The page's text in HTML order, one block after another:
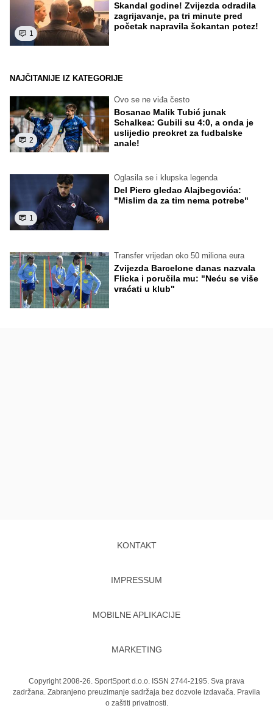
1
Skandal godine! Zvijezda odradila
zagrijavanje, pa tri minute pred
početak napravila šokantan potez!
NAJČITANIJE IZ KATEGORIJE
2
Ovo se ne viđa često
Bosanac Malik Tubić junak
Schalkea: Gubili su 4:0, a onda je
uslijedio preokret za fudbalske
anale!
1
Oglasila se i klupska legenda
Del Piero gledao Alajbegovića:
"Mislim da za tim nema potrebe"
Transfer vrijedan oko 50 miliona eura
Zvijezda Barcelone danas nazvala
Flicka i poručila mu: "Neću se više
vraćati u klub"
KONTAKT
IMPRESSUM
MOBILNE APLIKACIJE
MARKETING
Copyright 2008-26. SportSport d.o.o. ISSN 2744-2195. Sva prava
zadržana. Zabranjeno preuzimanje sadržaja bez dozvole izdavača. Pravila
o zaštiti privatnosti.